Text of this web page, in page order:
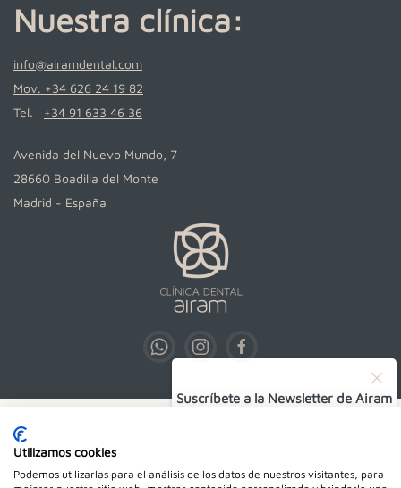
Suscríbete a la Newsletter de Airam
Nuestra clínica:
info@airamdental.com
Mov. +34 626 24 19 82
Tel. +34 91 633 46 36
Avenida del Nuevo Mundo, 7
28660 Boadilla del Monte
Madrid - España
Utilizamos cookies
Podemos utilizarlas para el análisis de los datos de nuestros visitantes, para